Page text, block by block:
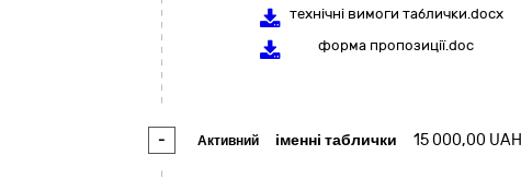
технічні вимоги таблички.docx
форма пропозиції.doc
- Активний іменні таблички 15 000,00 UAH